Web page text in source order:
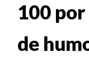
100
de